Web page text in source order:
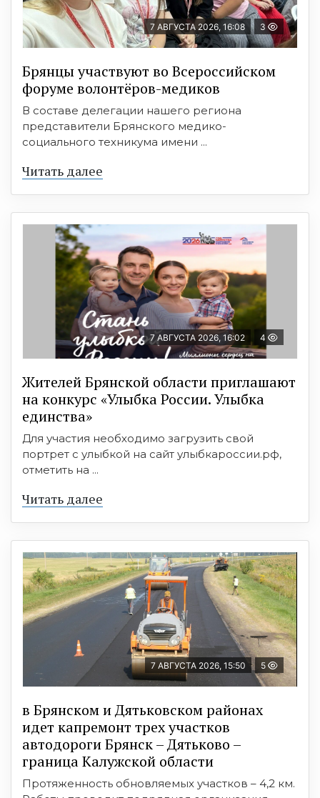
7 АВГУСТА 2026, 16:08 3
Брянцы участвуют во Всероссийском
форуме волонтёров-медиков
В составе делегации нашего региона
представители Брянского медико-
социального техникума имени ...
Читать далее
7 АВГУСТА 2026, 16:02 4
Жителей Брянской области приглашают
на конкурс «Улыбка России. Улыбка
единства»
Для участия необходимо загрузить свой
портрет с улыбкой на сайт улыбкароссии.рф,
отметить на ...
Читать далее
7 АВГУСТА 2026, 15:50 5
в Брянском и Дятьковском районах
идет капремонт трех участков
автодороги Брянск – Дятьково –
граница Калужской области
Протяженность обновляемых участков – 4,2 км.